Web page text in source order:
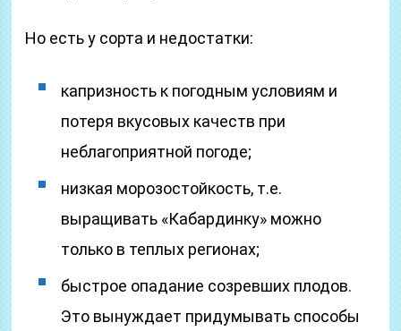
Но есть у сорта и недостатки:
капризность к погодным условиям и
потеря вкусовых качеств при
неблагоприятной погоде;
низкая морозостойкость, т.е.
выращивать «Кабардинку» можно
только в теплых регионах;
быстрое опадание созревших плодов.
Это вынуждает придумывать способы